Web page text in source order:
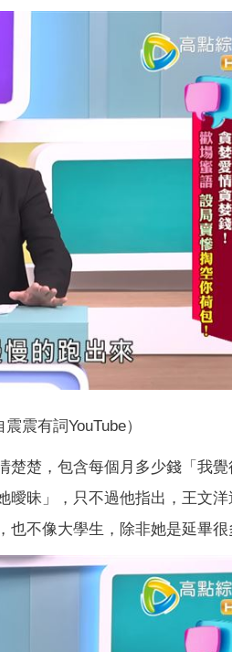
震有詞YouTube）
楚楚，包含每個月多少錢「我
曖昧」，只不過他指出，王文
不像大學生，除非她是延畢很